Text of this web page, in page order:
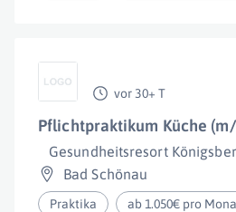
vor 30+ T
Pflichtpraktikum Küche
Gesundheitsresort
Bad Schönau
Praktika ab 1.050€ pro